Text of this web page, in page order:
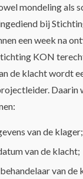
mondeling als
bij
een week na
KON
de klacht wordt
Daarin
van de klager;
van de klacht;
van